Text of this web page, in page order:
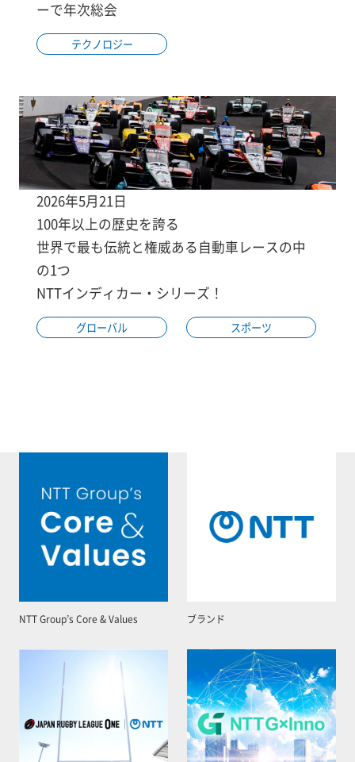
ーで年次総会
テクノロジー
2026年5月21日
100年以上の歴史を誇る
世界で最も伝統と権威ある自動車レースの中
の1つ
NTTインディカー・シリーズ！
グローバル スポーツ
NTT Group’s Core & Values ブランド